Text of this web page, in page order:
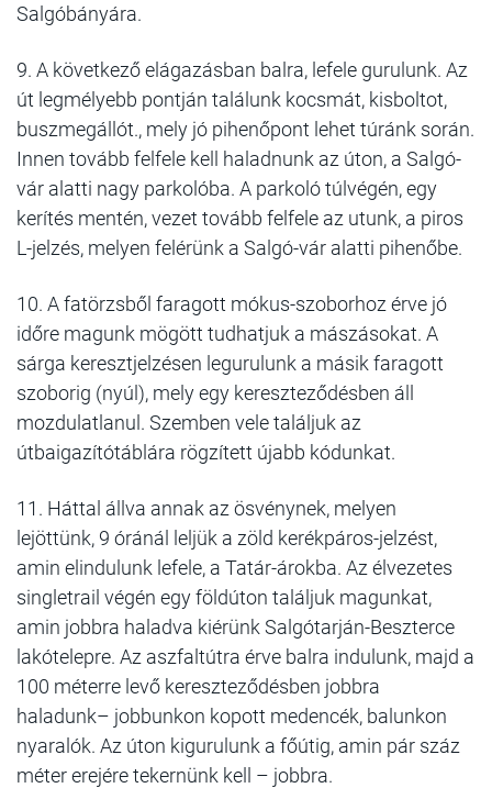
Salgóbányára.
9. A következő elágazásban balra, lefele gurulunk. Az
út legmélyebb pontján találunk kocsmát, kisboltot,
buszmegállót., mely jó pihenőpont lehet túránk során.
Innen tovább felfele kell haladnunk az úton, a Salgó-
vár alatti nagy parkolóba. A parkoló túlvégén, egy
kerítés mentén, vezet tovább felfele az utunk, a piros
L-jelzés, melyen felérünk a Salgó-vár alatti pihenőbe.
10. A fatörzsből faragott mókus-szoborhoz érve jó
időre magunk mögött tudhatjuk a mászásokat. A
sárga keresztjelzésen legurulunk a másik faragott
szoborig (nyúl), mely egy kereszteződésben áll
mozdulatlanul. Szemben vele találjuk az
útbaigazítótáblára rögzített újabb kódunkat.
11. Háttal állva annak az ösvénynek, melyen
lejöttünk, 9 óránál leljük a zöld kerékpáros-jelzést,
amin elindulunk lefele, a Tatár-árokba. Az élvezetes
singletrail végén egy földúton találjuk magunkat,
amin jobbra haladva kiérünk Salgótarján-Beszterce
lakótelepre. Az aszfaltútra érve balra indulunk, majd a
100 méterre levő kereszteződésben jobbra
haladunk– jobbunkon kopott medencék, balunkon
nyaralók. Az úton kigurulunk a főútig, amin pár száz
méter erejére tekernünk kell – jobbra.